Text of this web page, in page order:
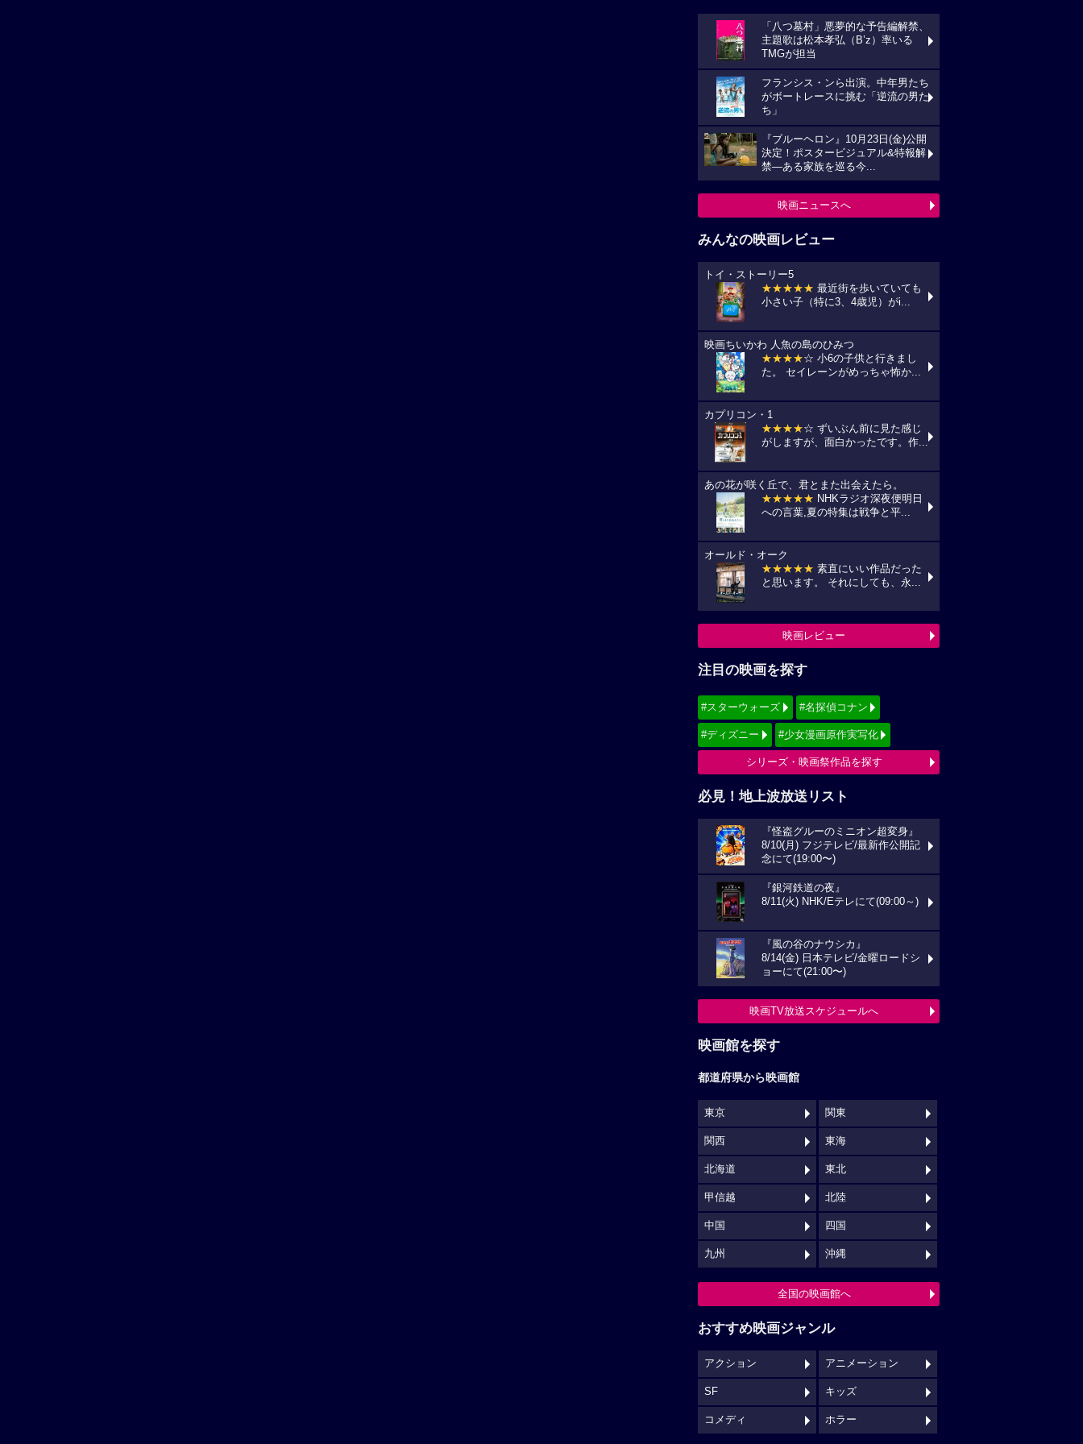
「八つ墓村」悪夢的な予告編解禁、
主題歌は松本孝弘（B’z）率いる
TMGが担当
フランシス・ンら出演。中年男たち
がボートレースに挑む「逆流の男た
ち」
『ブルーヘロン』10月23日(金)公開
決定！ポスタービジュアル&特報解
禁―ある家族を巡る今...
映画ニュースへ
みんなの映画レビュー
トイ・ストーリー5
★★★★★ 最近街を歩いていても
小さい子（特に3、4歳児）がi...
映画ちいかわ 人魚の島のひみつ
★★★★☆ 小6の子供と行きまし
た。 セイレーンがめっちゃ怖か...
カプリコン・1
★★★★☆ ずいぶん前に見た感じ
がしますが、面白かったです。作...
あの花が咲く丘で、君とまた出会えたら。
★★★★★ NHKラジオ深夜便明日
への言葉,夏の特集は戦争と平...
オールド・オーク
★★★★★ 素直にいい作品だった
と思います。 それにしても、永...
映画レビュー
注目の映画を探す
#スターウォーズ #名探偵コナン
#ディズニー #少女漫画原作実写化
シリーズ・映画祭作品を探す
必見！地上波放送リスト
『怪盗グルーのミニオン超変身』
8/10(月) フジテレビ/最新作公開記
念にて(19:00〜)
『銀河鉄道の夜』
8/11(火) NHK/Eテレにて(09:00～)
『風の谷のナウシカ』
8/14(金) 日本テレビ/金曜ロードシ
ョーにて(21:00〜)
映画TV放送スケジュールへ
映画館を探す
都道府県から映画館
東京 関東
関西 東海
北海道 東北
甲信越 北陸
中国 四国
九州 沖縄
全国の映画館へ
おすすめ映画ジャンル
アクション アニメーション
SF キッズ
コメディ ホラー